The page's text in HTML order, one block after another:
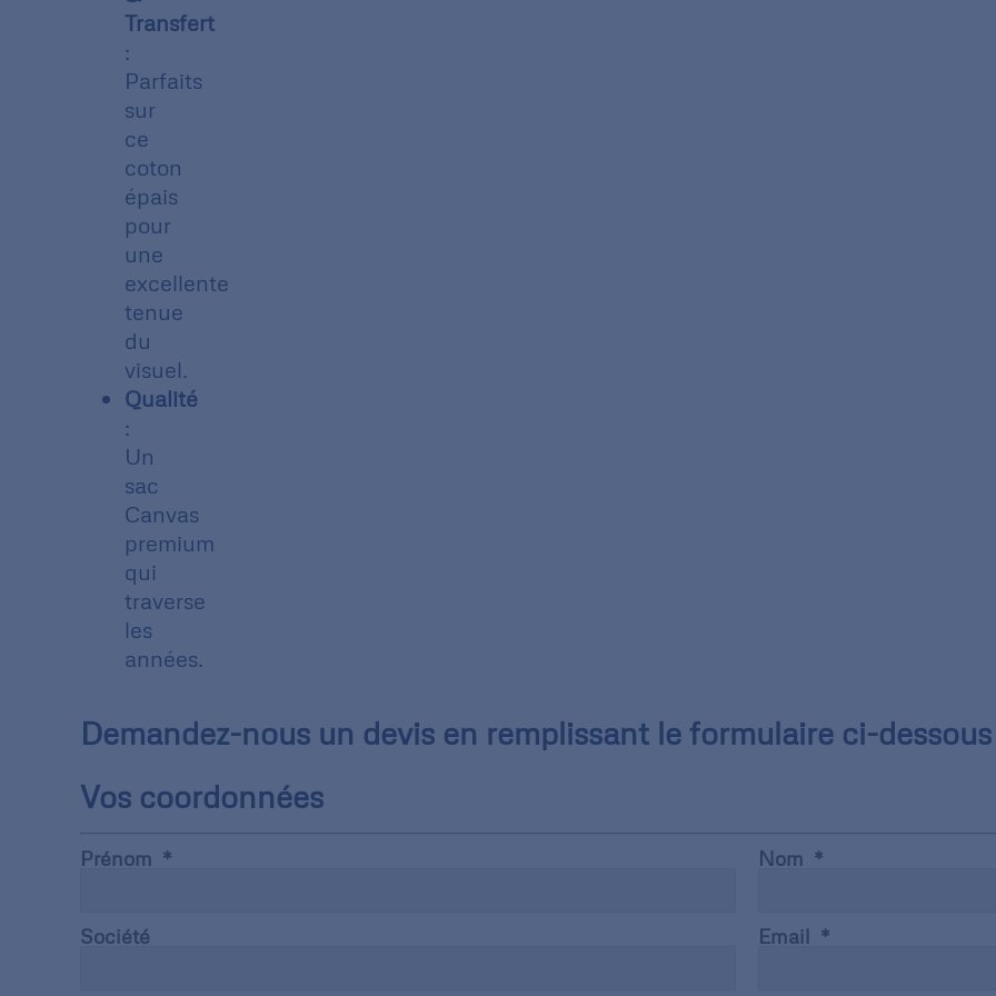
Transfert
:
Parfaits
sur
ce
coton
épais
pour
une
excellente
tenue
du
visuel.
Qualité
:
Un
sac
Canvas
premium
qui
traverse
les
années.
Demandez-nous un devis en remplissant le formulaire ci-
Vos coordonnées
Prénom Nom
Société Email